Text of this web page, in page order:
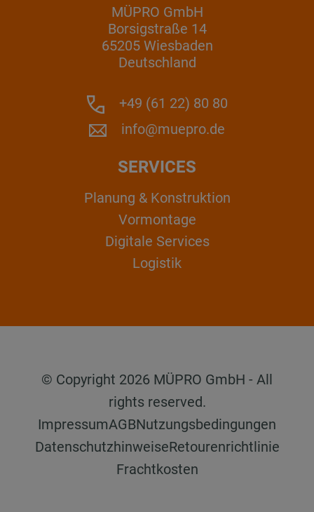
MÜPRO GmbH
Borsigstraße 14
65205 Wiesbaden
Deutschland
+49 (61 22) 80 80
info@muepro.de
SERVICES
Planung & Konstruktion
Vormontage
Digitale Services
Logistik
© Copyright 2026 MÜPRO GmbH - All
rights reserved.
ImpressumAGBNutzungsbedingungen
DatenschutzhinweiseRetourenrichtlinie
Frachtkosten